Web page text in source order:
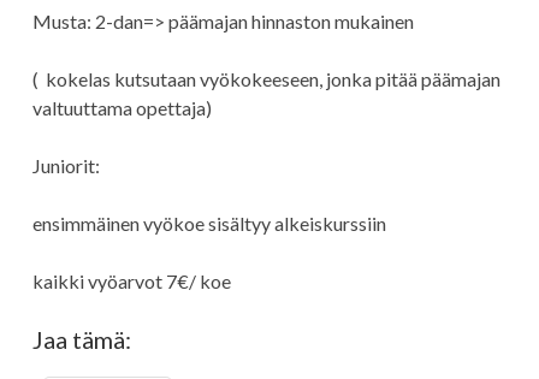
Musta: 2-dan=> päämajan hinnaston mukainen
( kokelas kutsutaan vyökokeeseen, jonka pitää päämajan
valtuuttama opettaja)
Juniorit:
ensimmäinen vyökoe sisältyy alkeiskurssiin
kaikki vyöarvot 7€/ koe
Jaa tämä: